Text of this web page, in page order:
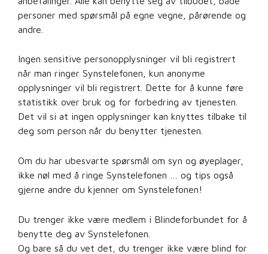
personer med spørsmål på egne vegne, pårørende og
andre.
Ingen sensitive personopplysninger vil bli registrert
når man ringer Synstelefonen, kun anonyme
opplysninger vil bli registrert. Dette for å kunne føre
statistikk over bruk og for forbedring av tjenesten.
Det vil si at ingen opplysninger kan knyttes tilbake til
deg som person når du benytter tjenesten.
Om du har ubesvarte spørsmål om syn og øyeplager,
ikke nøl med å ringe Synstelefonen … og tips også
gjerne andre du kjenner om Synstelefonen!
Du trenger ikke være medlem i Blindeforbundet for å
benytte deg av Synstelefonen.
Og bare så du vet det, du trenger ikke være blind for